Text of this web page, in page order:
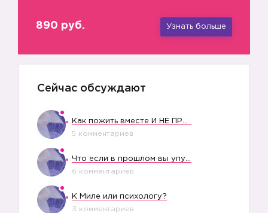
890 руб. Узнать больше
Сейчас обсуждают
5 комментариев
6 комментариев
К Миле или психологу?
3 комментариев